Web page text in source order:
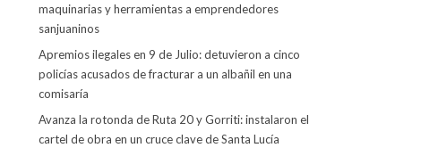
maquinarias y herramientas a emprendedores
sanjuaninos
Apremios ilegales en 9 de Julio: detuvieron a cinco
policías acusados de fracturar a un albañil en una
comisaría
Avanza la rotonda de Ruta 20 y Gorriti: instalaron el
cartel de obra en un cruce clave de Santa Lucía